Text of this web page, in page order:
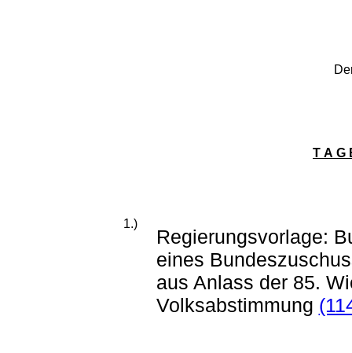
Der F i
T A G
1.)
Regierungsvorlage:
eines
aus Anlass der 85.
Volksabstimmung